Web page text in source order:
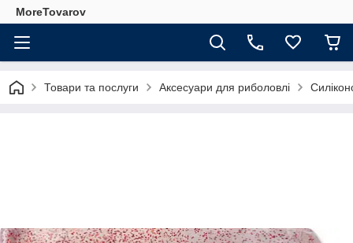
MoreTovarov
Товари та послуги Аксесуари для риболовлі